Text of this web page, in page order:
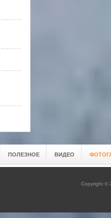
ПОЛЕЗНОЕ ВИДЕО
Copyright ©